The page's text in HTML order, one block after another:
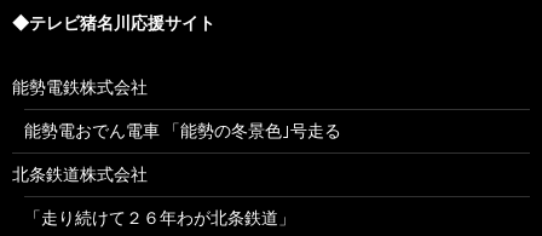
◆テレビ猪名川応援サイト
能勢電鉄株式会社
能勢電おでん電車 「能勢の冬景色｣号走る
北条鉄道株式会社
「走り続けて２６年わが北条鉄道」